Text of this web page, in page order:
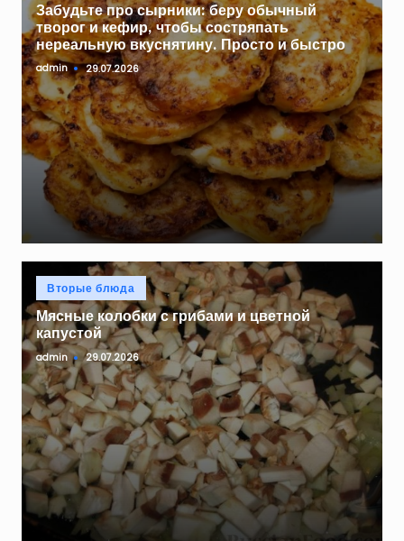
Забудьте про сырники: беру обычный
творог и кефир, чтобы состряпать
нереальную вкуснятину. Просто и быстро
Запись
от
admin 29.07.2026
Опубликовано
в Вторые блюда
Мясные колобки с грибами и цветной
капустой
Запись
от
admin 29.07.2026